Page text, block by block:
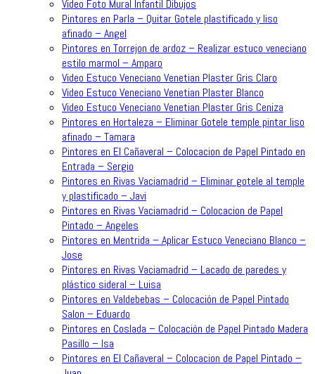
Video Foto Mural Infantil Dibujos
Pintores en Parla – Quitar Gotele plastificado y liso
afinado – Angel
Pintores en Torrejon de ardoz – Realizar estuco veneciano
estilo marmol – Amparo
Video Estuco Veneciano Venetian Plaster Gris Claro
Video Estuco Veneciano Venetian Plaster Blanco
Video Estuco Veneciano Venetian Plaster Gris Ceniza
Pintores en Hortaleza – Eliminar Gotele temple pintar liso
afinado – Tamara
Pintores en El Cañaveral – Colocacion de Papel Pintado en
Entrada – Sergio
Pintores en Rivas Vaciamadrid – Eliminar gotele al temple
y plastificado – Javi
Pintores en Rivas Vaciamadrid – Colocacion de Papel
Pintado – Angeles
Pintores en Mentrida – Aplicar Estuco Veneciano Blanco –
Jose
Pintores en Rivas Vaciamadrid – Lacado de paredes y
plástico sideral – Luisa
Pintores en Valdebebas – Colocación de Papel Pintado
Salon – Eduardo
Pintores en Coslada – Colocación de Papel Pintado Madera
Pasillo – Isa
Pintores en El Cañaveral – Colocacion de Papel Pintado –